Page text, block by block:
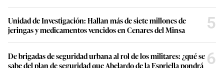
Unidad de Investigación: Hallan más de siete millones de
jeringas y medicamentos vencidos en Cenares del Minsa
5
De brigadas de seguridad urbana al rol de los militares: ¿qué se
sabe del plan de seguridad que Abelardo de la Espriella pondrá 6